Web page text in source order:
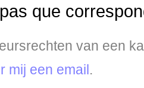
que
van een
mij een email.